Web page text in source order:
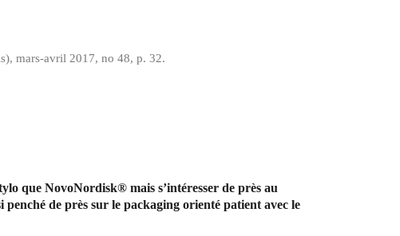
mars-avril 2017, no 48, p. 32.
que NovoNordisk® mais s’intéresser de près au
de près sur le packaging orienté patient avec le